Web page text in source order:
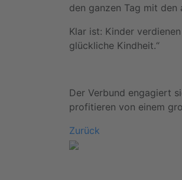
den ganzen Tag mit den
Klar ist: Kinder
glückliche Kindheit.“
Der Verbund engagiert
profitieren von einem
Zurück